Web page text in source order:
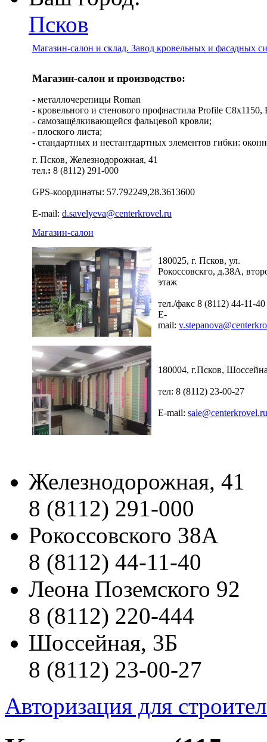
Псков
Магазин-салон и склад. Завод кровельных и фасадных
Магазин-салон и производство:
- металлочерепицы Roman
- кровельного и стенового профнастила Profile
- самозащёлкивающейся фальцевой кровли;
- плоского листа;
- стандартных и нестантдартных элементов гибки:
г. Псков, Железнодорожная, 41
тел.: 8 (8112) 291-000
GPS-координаты: 57.792249,28.3613600
E-mail: d.savelyeva@centerkrovel.ru
Магазин-салон
180025, г. Псков, ул.
Рокоссовскго, д.38А,
этаж
тел./факс 8 (8112) 44-11-40
E-
mail:
180004, г.Псков,
тел: 8 (8112) 23-00-27
E-mail: sale@centerkrovel.ru
Железнодорожная, 41
8 (8112) 291-000
Рокоссовского 38А
8 (8112) 44-11-40
Леона Поземского 92
8 (8112) 220-444
Шоссейная, 3Б
8 (8112) 23-00-27
Авторизация для